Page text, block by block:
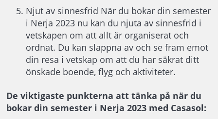
Njut av sinnesfrid När du bokar din semester
i Nerja 2023 nu kan du njuta av sinnesfrid i
vetskapen om att allt är organiserat och
ordnat. Du kan slappna av och se fram emot
din resa i vetskap om att du har säkrat ditt
önskade boende, flyg och aktiviteter.
De viktigaste punkterna att tänka på när du
bokar din semester i Nerja 2023 med Casasol: